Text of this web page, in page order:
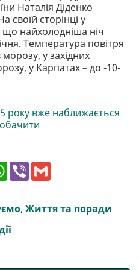
Наталія Діденко
своїй сторінці у
що найхолодніша ніч
Температура повітря
у західних
у Карпатах – до -10-
року вже наближається
W
h
s
A
p
p
V
r l
, Життя та поради